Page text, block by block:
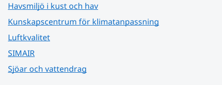
Havsmiljö i kust och hav
Kunskapscentrum för klimatanpassning
Luftkvalitet
SIMAIR
Sjöar och vattendrag